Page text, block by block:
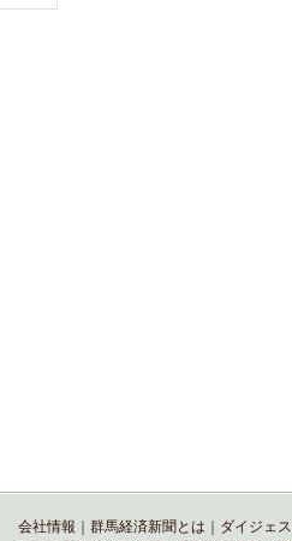
会社情報 群馬経済新聞とは
ダイジェ